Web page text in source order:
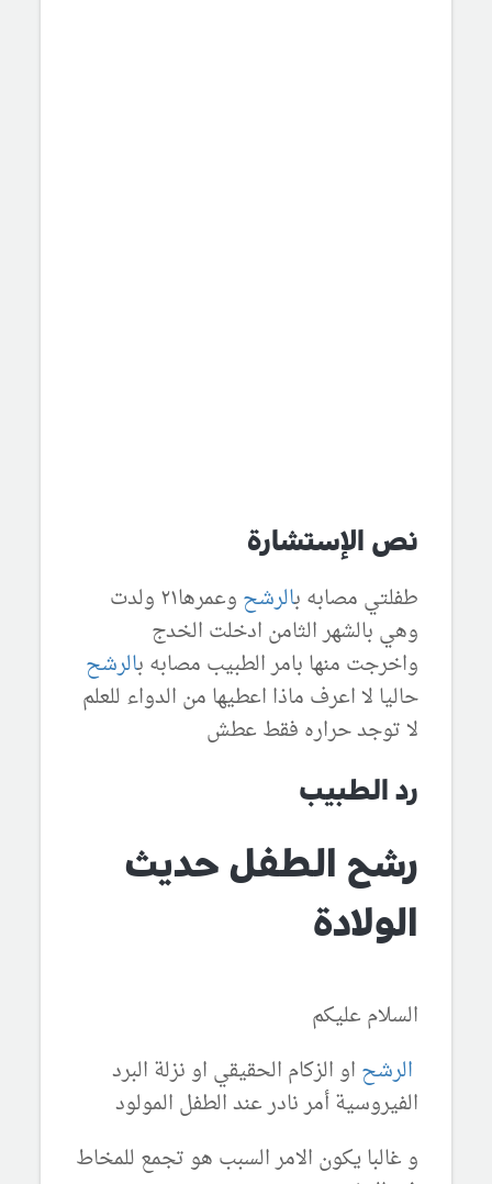
نص الإستشارة
طفلتي مصابه بالرشح
وعمرها٢١ ولدت
وهي بالشهر الثامن ادخلت الخدج
واخرجت منها بامر الطبيب مصابه بالرشح
حاليا لا اعرف ماذا اعطيها من الدواء للعلم
لا توجد حراره فقط عطش
رد الطبيب
رشح الطفل حديث
الولادة
السلام عليكم
الرشح او الزكام الحقيقي او نزلة البرد
الفيروسية أمر نادر عند الطفل المولود
و غالبا يكون الامر السبب هو تجمع للمخاط